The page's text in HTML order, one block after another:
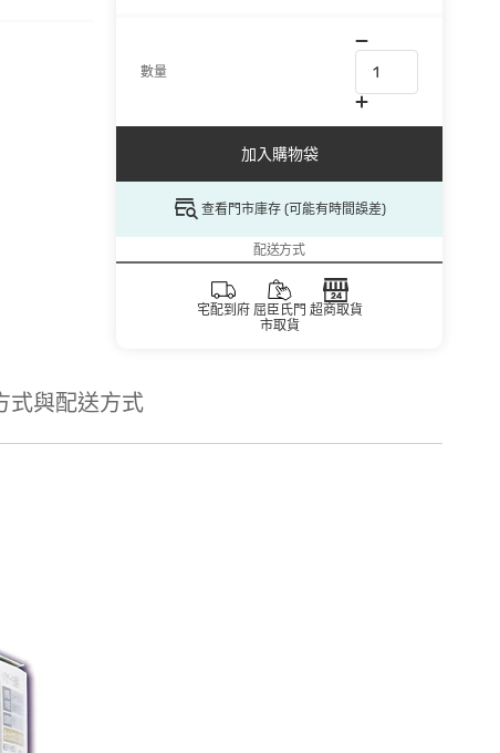
數量
加入購物袋
查看門市庫存 (可能有時間誤差)
配送方式
宅配到府 屈臣氏門
市取貨
超商取貨
式與配送方式